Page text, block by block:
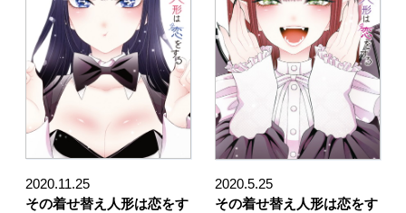
2020.11.25
その着せ替え人形は恋をす
2020.5.25
その着せ替え人形は恋をす